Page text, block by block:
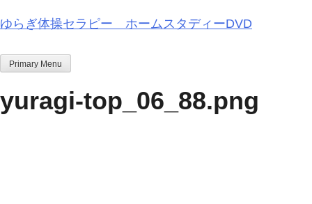
to
content
ゆらぎ体操セラピー ホームスタディーDVD
Primary Menu
yuragi-top_06_88.png